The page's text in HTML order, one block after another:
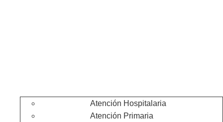
Atención Hospitalaria
Atención Primaria